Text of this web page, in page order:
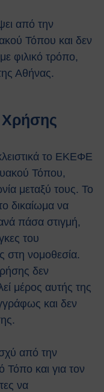
από την
Τόπου και δεν
φιλικό τρόπο,
Αθήνας.
το ΕΚΕΦΕ
Τόπου,
μεταξύ τους. Το
δικαίωμα να
πάσα στιγμή,
του
στη νομοθεσία.
δεν
μέρος αυτής της
και δεν
από την
Τόπο και για τον
να